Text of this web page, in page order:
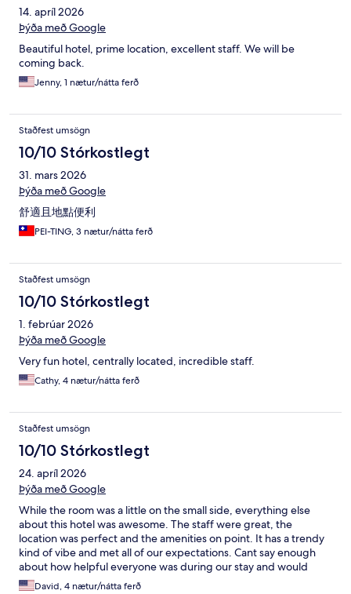
14. apríl 2026
Þýða með Google
Beautiful hotel, prime location, excellent staff. We will be
coming back.
Jenny, 1 nætur/nátta ferð
Staðfest umsögn
10/10 Stórkostlegt
31. mars 2026
Þýða með Google
舒適且地點便利
PEI-TING, 3 nætur/nátta ferð
Staðfest umsögn
10/10 Stórkostlegt
1. febrúar 2026
Þýða með Google
Very fun hotel, centrally located, incredible staff.
Cathy, 4 nætur/nátta ferð
Staðfest umsögn
10/10 Stórkostlegt
24. apríl 2026
Þýða með Google
While the room was a little on the small side, everything else
about this hotel was awesome. The staff were great, the
location was perfect and the amenities on point. It has a trendy
kind of vibe and met all of our expectations. Cant say enough
about how helpful everyone was during our stay and would
highly recommend staying here.
David, 4 nætur/nátta ferð